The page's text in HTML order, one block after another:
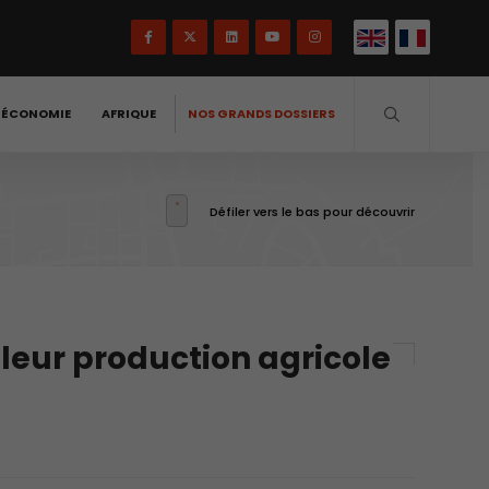
AFRIQUE NOS GRANDS DOSSIERS
Défiler vers le bas pour découvrir
production agricole